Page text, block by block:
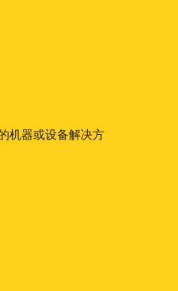
机器或设备解决方